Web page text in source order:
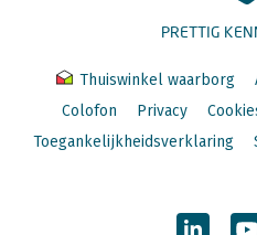
PRETTIG
Thuiswinkel waarborg
Colofon
Privacy
Toegankelijkheidsverklaring